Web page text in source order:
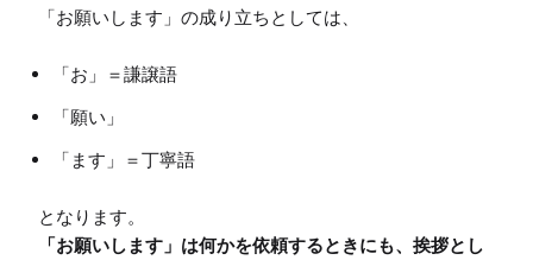
「お」＝謙譲語
「願い」
「ます」＝丁寧語
「お願いします」は何かを依頼するときにも、挨拶とし